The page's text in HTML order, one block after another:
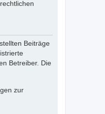
Beiträge
Betreiber. Die
zur